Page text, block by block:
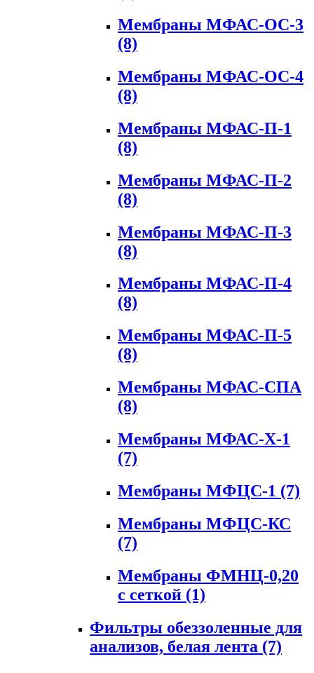
Мембраны МФАС-ОС-3
(8)
Мембраны МФАС-ОС-4
(8)
Мембраны МФАС-П-1
(8)
Мембраны МФАС-П-2
(8)
Мембраны МФАС-П-3
(8)
Мембраны МФАС-П-4
(8)
Мембраны МФАС-П-5
(8)
Мембраны МФАС-СПА
(8)
Мембраны МФАС-Х-1
(7)
Мембраны МФЦС-1 (7)
Мембраны МФЦС-КС
(7)
Мембраны ФМНЦ-0,20
с сеткой (1)
Фильтры обеззоленные для
анализов, белая лента (7)